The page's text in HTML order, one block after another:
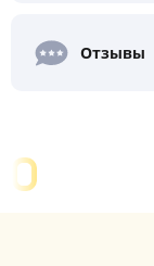
Отзывы